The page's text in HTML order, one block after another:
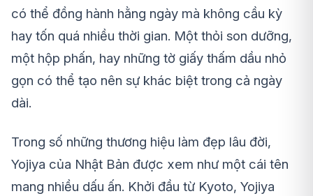
có thể đồng hành hằng ngày mà không cầu kỳ
hay tốn quá nhiều thời gian. Một thỏi son dưỡng,
một hộp phấn, hay những tờ giấy thấm dầu nhỏ
gọn có thể tạo nên sự khác biệt trong cả ngày
dài.
Trong số những thương hiệu làm đẹp lâu đời,
Yojiya của Nhật Bản được xem như một cái tên
mang nhiều dấu ấn. Khởi đầu từ Kyoto, Yojiya